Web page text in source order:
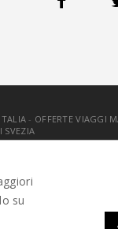
- OFFERTE VIAGGI
SVEZIA
su